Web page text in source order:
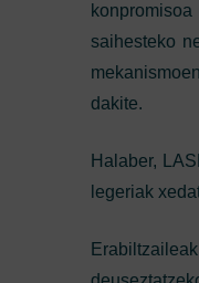
saihesteko
dakite.
Halaber,
legeriak